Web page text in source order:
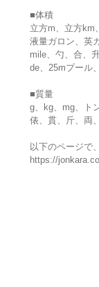
■体積
立方m、立方km
液量ガロン、英
mile、勺、合、
de、25mプール
■質量
g、kg、mg、ト
俵、貫、斤、両
以下のページで
https://